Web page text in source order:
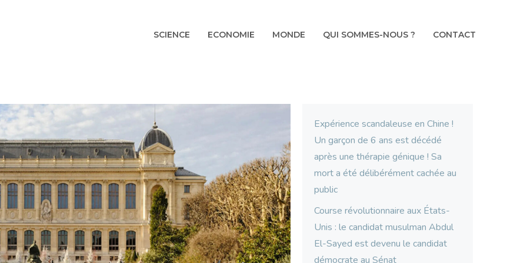
SCIENCE ECONOMIE MONDE QUI SOMMES-NOUS ? CONTACT
Expérience scandaleuse en Chine !
Un garçon de 6 ans est décédé
après une thérapie génique ! Sa
mort a été délibérément cachée au
public
Course révolutionnaire aux États-
Unis : le candidat musulman Abdul
El-Sayed est devenu le candidat
démocrate au Sénat